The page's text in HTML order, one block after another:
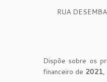
RUA
Dispõe sobre os
financeiro de 2021,